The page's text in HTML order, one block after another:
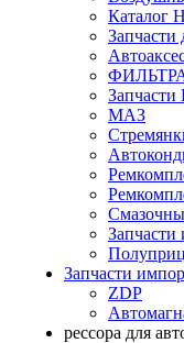
Каталог
Запчасти
МАЗ
Запчасти
Запчасти
ZDP
рессора для